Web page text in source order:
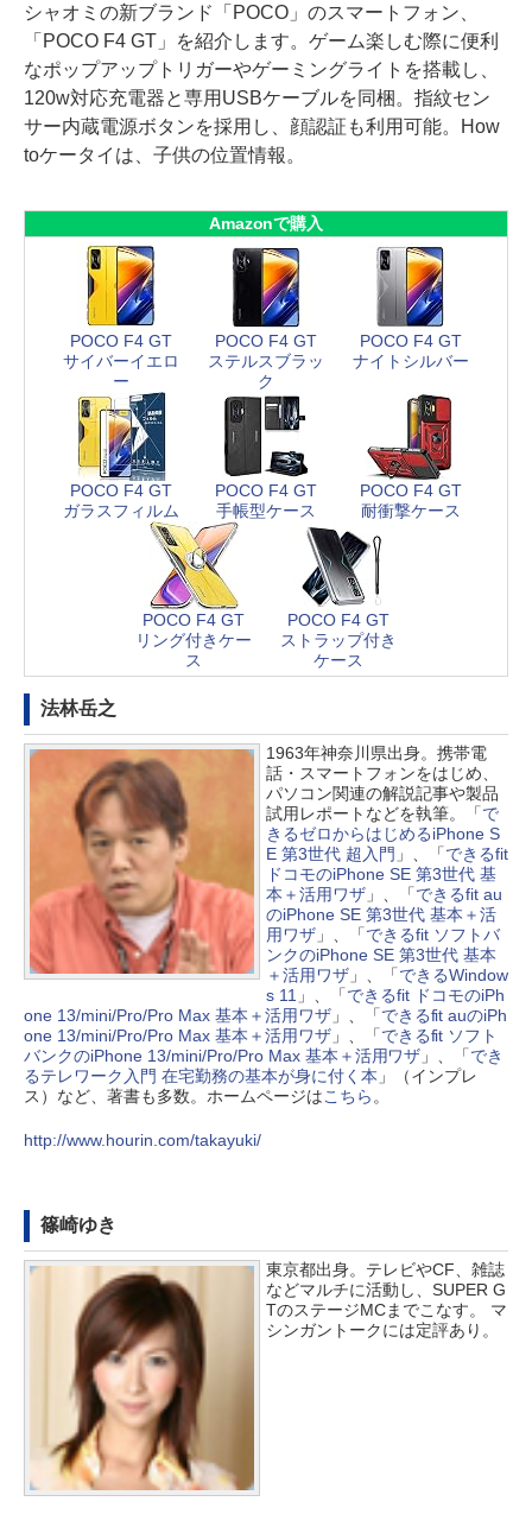
シャオミの新ブランド「POCO」のスマートフォン、
「POCO F4 GT」を紹介します。ゲーム楽しむ際に便利
なポップアップトリガーやゲーミングライトを搭載し、
120w対応充電器と専用USBケーブルを同梱。指紋セン
サー内蔵電源ボタンを採用し、顔認証も利用可能。How
toケータイは、子供の位置情報。
Amazonで購入
POCO F4 GT
サイバーイエロ
ー
POCO F4 GT
ステルスブラッ
ク
POCO F4 GT
ナイトシルバー
POCO F4 GT
ガラスフィルム
POCO F4 GT
手帳型ケース
POCO F4 GT
耐衝撃ケース
POCO F4 GT
リング付きケー
ス
POCO F4 GT
ストラップ付き
ケース
法林岳之
1963年神奈川県出身。携帯電
話・スマートフォンをはじめ、
パソコン関連の解説記事や製品
試用レポートなどを執筆。「で
きるゼロからはじめるiPhone S
E 第3世代 超入門 」、「できるfit
ドコモのiPhone SE 第3世代 基
本＋活用ワザ」、「できるfit au
のiPhone SE 第3世代 基本＋活
用ワザ」、「できるfit ソフトバ
ンクのiPhone SE 第3世代 基本
＋活用ワザ」、「できるWindow
s 11 」、「できるfit ドコモのiPh
one 13/mini/Pro/Pro Max 基本＋活用ワザ」、「できるfit auのiPh
one 13/mini/Pro/Pro Max 基本＋活用ワザ」、「できるfit ソフト
バンクのiPhone 13/mini/Pro/Pro Max 基本＋活用ワザ 」、「でき
るテレワーク入門 在宅勤務の基本が身に付く本 」（インプレ
ス）など、著書も多数。ホームページはこちら 。
http://www.hourin.com/takayuki/
篠崎ゆき
東京都出身。テレビやCF、雑誌
などマルチに活動し、SUPER G
TのステージMCまでこなす。 マ
シンガントークには定評あり。